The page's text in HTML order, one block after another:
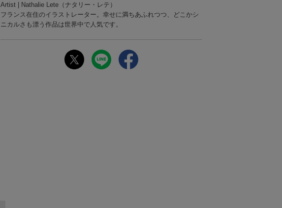
Artist | Nathalie Lete（ナタリー・レテ）
フランス在住のイラストレーター。幸せに満ちあふれつつ、どこかシ
ニカルさも漂う作品は世界中で人気です。